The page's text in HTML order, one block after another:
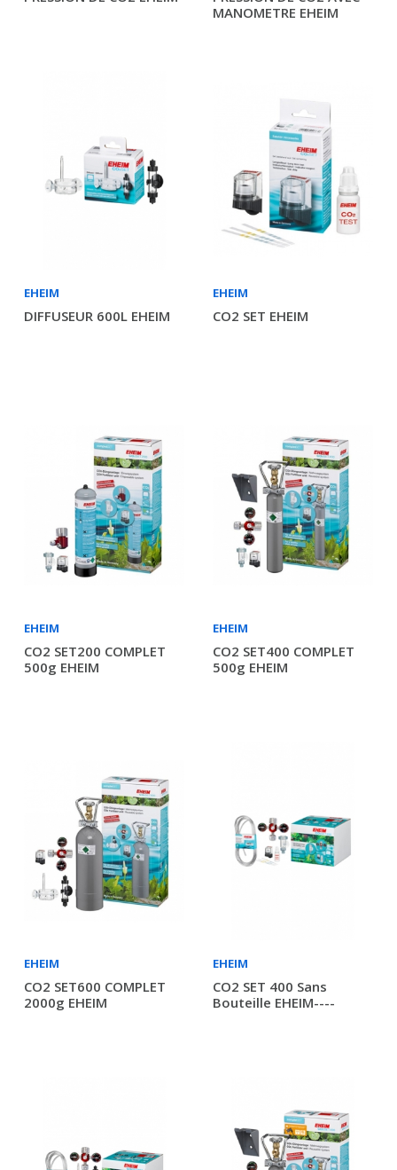
MANOMETRE EHEIM
EHEIM
DIFFUSEUR 600L EHEIM
EHEIM
CO2 SET EHEIM
EHEIM
CO2 SET200 COMPLET
500g EHEIM
EHEIM
CO2 SET400 COMPLET
500g EHEIM
EHEIM
CO2 SET600 COMPLET
2000g EHEIM
EHEIM
CO2 SET 400 Sans
Bouteille EHEIM----